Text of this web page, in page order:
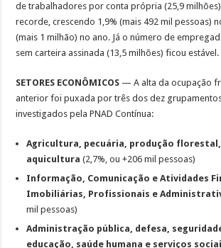
de trabalhadores por conta própria (25,9
recorde, crescendo 1,9% (mais 492 mil pessoas)
(mais 1 milhão) no ano. Já o número de
sem carteira assinada (13,5 milhões) ficou estável.
SETORES ECONÔMICOS — A alta da ocupação
anterior foi puxada por três dos dez
investigados pela PNAD Contínua:
Agricultura, pecuária, produção florestal,
aquicultura (2,7%, ou +206 mil pessoas)
Informação, Comunicação e Atividades
Imobiliárias, Profissionais e
mil pessoas)
Administração pública, defesa,
educação, saúde humana e serviços